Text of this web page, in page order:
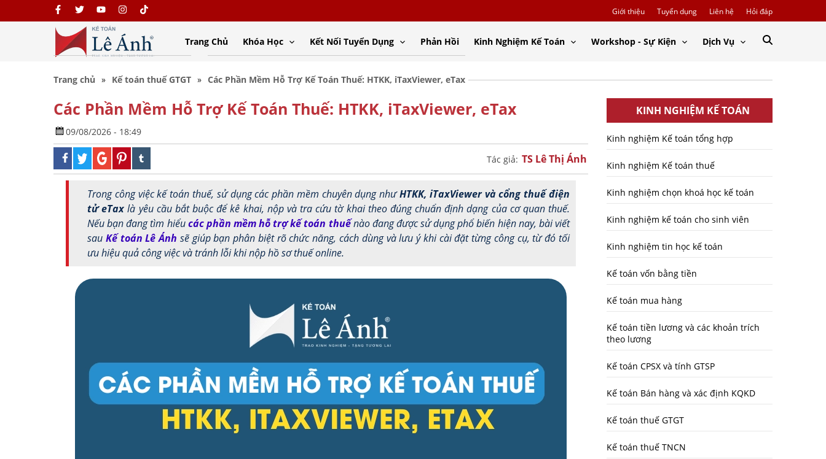
Giới thiệu Tuyển dụng Liên hệ Hỏi đáp
Trang Chủ Khóa Học Kết Nối Tuyển Dụng Phản Hồi Kinh Nghiệm Kế Toán Workshop - Sự Kiện Dịch Vụ
Trang chủ Kế toán thuế GTGT Các Phần Mềm Hỗ Trợ Kế Toán Thuế: HTKK, iTaxViewer, eTax
Các Phần Mềm Hỗ Trợ Kế Toán Thuế: HTKK, iTaxViewer, eTax
09/08/2026 - 18:49
Tác giả: TS Lê Thị Ánh
Trong công việc kế toán thuế, sử dụng các phần mềm chuyên dụng nhưHTKK, iTaxViewer và cổng thuế điện
tử eTax là yêu cầu bắt buộc để kê khai, nộp và tra cứu tờ khai theo đúng chuẩn định dạng của cơ quan thuế.
Nếu bạn đang tìm hiểucác phần mềm hỗ trợ kế toán thuếnào đang được sử dụng phổ biến hiện nay, bài viết
sau Kế toán Lê Ánh sẽ giúp bạn phân biệt rõ chức năng, cách dùng và lưu ý khi cài đặt từng công cụ, từ đó tối
ưu hiệu quả công việc và tránh lỗi khi nộp hồ sơ thuế online.
KINH NGHIỆM KẾ TOÁN
Kinh nghiệm Kế toán tổng hợp
Kinh nghiệm Kế toán thuế
Kinh nghiệm chọn khoá học kế toán
Kinh nghiệm kế toán cho sinh viên
Kinh nghiệm tin học kế toán
Kế toán vốn bằng tiền
Kế toán mua hàng
Kế toán tiền lương và các khoản trích
theo lương
Kế toán CPSX và tính GTSP
Kế toán Bán hàng và xác định KQKD
Kế toán thuế GTGT
Kế toán thuế TNCN